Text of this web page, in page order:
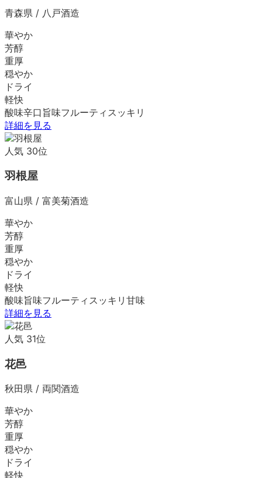
青森県 / 八戸酒造
華やか
芳醇
重厚
穏やか
ドライ
軽快
酸味辛口 旨味フルーティ スッキリ
詳細を見る
人気 30位
羽根屋
富山県 / 富美菊酒造
華やか
芳醇
重厚
穏やか
ドライ
軽快
酸味旨味フルーティ スッキリ 甘味
詳細を見る
人気 31位
花邑
秋田県 / 両関酒造
華やか
芳醇
重厚
穏やか
ドライ
軽快